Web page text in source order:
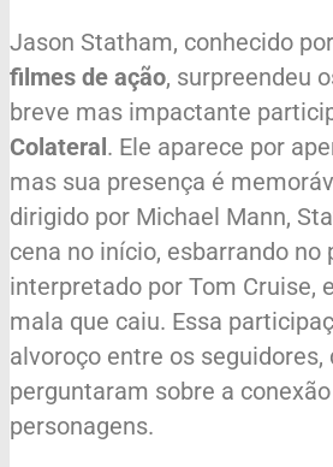
Jason Statham, conhecido
filmes de ação, surpreendeu
breve mas impactante
Colateral. Ele aparece por
mas sua presença é
dirigido por Michael Mann,
cena no início, esbarrando no
interpretado por Tom Cruise,
mala que caiu. Essa
alvoroço entre os seguidores,
perguntaram sobre a
personagens.